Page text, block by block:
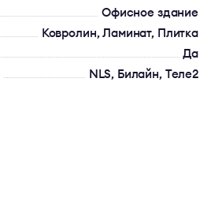
Офисное здание
Ковролин, Ламинат, Плитка
Да
NLS, Билайн, Теле2